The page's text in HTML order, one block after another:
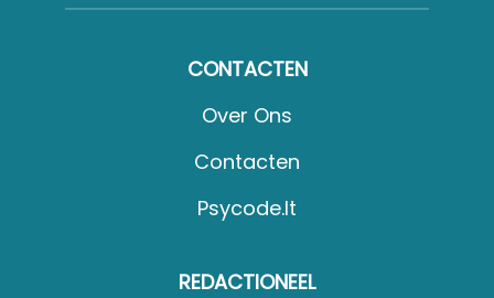
CONTACTEN
Over Ons
Contacten
Psycode.it
REDACTIONEEL